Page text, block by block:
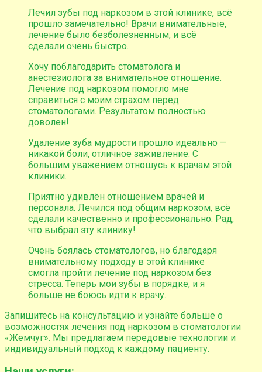
Лечил зубы под наркозом в этой клинике, всё
прошло замечательно! Врачи внимательные,
лечение было безболезненным, и всё
сделали очень быстро.
Хочу поблагодарить стоматолога и
анестезиолога за внимательное отношение.
Лечение под наркозом помогло мне
справиться с моим страхом перед
стоматологами. Результатом полностью
доволен!
Удаление зуба мудрости прошло идеально —
никакой боли, отличное заживление. С
большим уважением отношусь к врачам этой
клиники.
Приятно удивлён отношением врачей и
персонала. Лечился под общим наркозом, всё
сделали качественно и профессионально. Рад,
что выбрал эту клинику!
Очень боялась стоматологов, но благодаря
внимательному подходу в этой клинике
смогла пройти лечение под наркозом без
стресса. Теперь мои зубы в порядке, и я
больше не боюсь идти к врачу.
Запишитесь на консультацию и узнайте больше о
возможностях лечения под наркозом в стоматологии
«Жемчуг». Мы предлагаем передовые технологии и
индивидуальный подход к каждому пациенту.